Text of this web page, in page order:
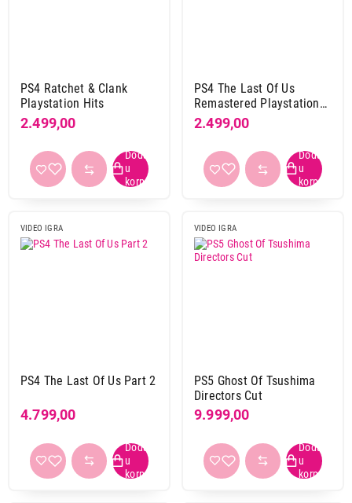
PS4 Ratchet & Clank
Playstation Hits
2.499,00
PS4 The Last Of Us
Remastered Playstation
Hits
2.499,00
VIDEO IGRA
PS4 The Last Of Us Part 2
4.799,00
VIDEO IGRA
PS5 Ghost Of Tsushima
Directors Cut
9.999,00